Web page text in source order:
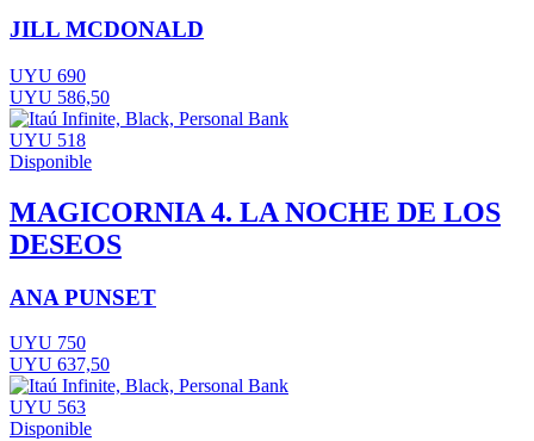
JILL MCDONALD
UYU 690
UYU 586,50
UYU 518
Disponible
MAGICORNIA 4. LA NOCHE DE LOS
DESEOS
ANA PUNSET
UYU 750
UYU 637,50
UYU 563
Disponible